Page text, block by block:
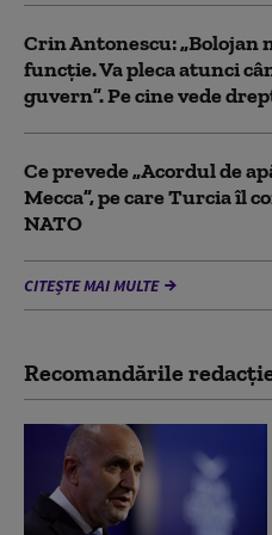
Crin Antonescu: „Bolojan
funcție. Va pleca atunci
guvern”. Pe cine vede
Ce prevede „Acordul de
Mecca”, pe care Turcia îl
NATO
CITEȘTE MAI MULTE
Recomandările